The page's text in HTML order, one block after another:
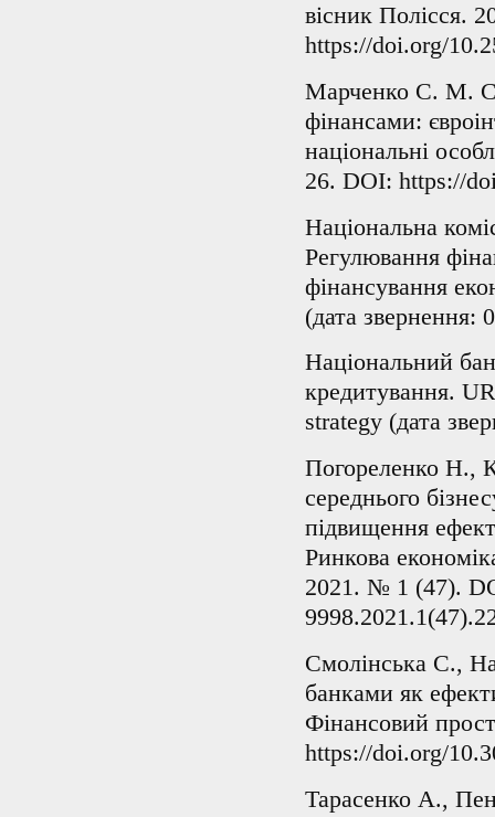
вісник Полісся.
https://doi.org/
Марченко С. М.
фінансами:
національні
26. DOI: https://
Національна
Регулювання
фінансування
(дата звернення:
Національний
кредитування.
strategy (дата
Погореленко Н.,
середнього
підвищення
Ринкова
2021. № 1 (47).
Смолінська С.,
банками як
Фінансовий
https://doi.org/
Тарасенко А.,